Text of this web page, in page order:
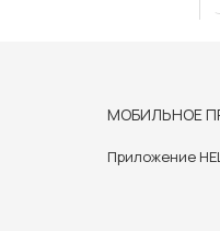
МОБИЛЬНОЕ
Приложение